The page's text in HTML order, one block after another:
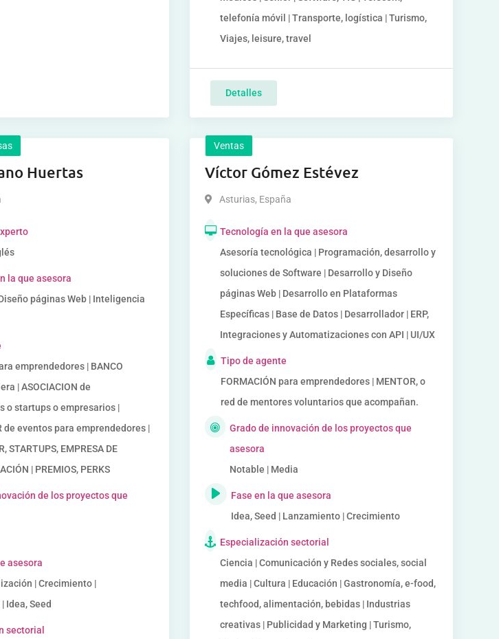
telefonía móvil | Transporte, logística | Turismo,
Viajes, leisure, travel
Detalles
Huertas
la que asesora
páginas Web | Inteligencia
emprendedores | BANCO
| ASOCIACION de
o startups o empresarios |
de eventos para emprendedores |
STARTUPS, EMPRESA DE
| PREMIOS, PERKS
de los proyectos que
asesora
| Crecimiento |
Idea, Seed
sectorial
Ventas
Víctor Gómez Estévez
Asturias, España
Tecnología en la que asesora
Asesoría tecnológica | Programación, desarrollo y
soluciones de Software | Desarrollo y Diseño
páginas Web | Desarrollo en Plataformas
Específicas | Base de Datos | Desarrollador | ERP,
Integraciones y Automatizaciones con API | UI/UX
Tipo de agente
FORMACIÓN para emprendedores | MENTOR, o
red de mentores voluntarios que acompañan.
Grado de innovación de los proyectos que
asesora
Notable | Media
Fase en la que asesora
Idea, Seed | Lanzamiento | Crecimiento
Especialización sectorial
Ciencia | Comunicación y Redes sociales, social
media | Cultura | Educación | Gastronomía, e-food,
techfood, alimentación, bebidas | Industrias
creativas | Publicidad y Marketing | Turismo,